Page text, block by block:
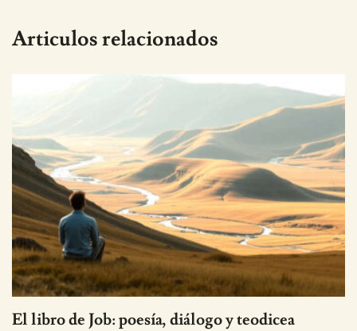
Articulos relacionados
El libro de Job: poesía, diálogo y teodicea